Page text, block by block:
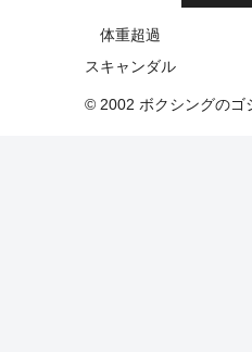
体重超過
スキャンダル
© 2002 ボクシングのゴ